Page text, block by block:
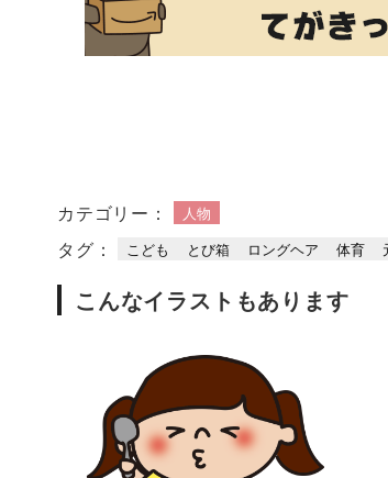
カテゴリー： 人物
タグ： こども とび箱 ロングヘア 体育
こんなイラストもあります